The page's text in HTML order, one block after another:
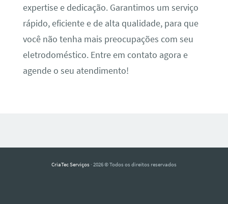
expertise e dedicação. Garantimos um serviço
rápido, eficiente e de alta qualidade, para que
você não tenha mais preocupações com seu
eletrodoméstico. Entre em contato agora e
agende o seu atendimento!
CriaTec Serviços · 2026 © Todos os direitos reservados